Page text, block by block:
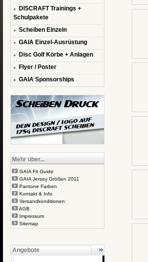
DISCRAFT Trainings +
Schulpakete
Scheiben Einzeln
GAIA Einzel-Ausrüstung
Disc Golf Körbe + Anlagen
Flyer / Poster
GAIA Sponsorships
Mehr über...
GAIA Fit Guide
GAIA Jersey Größen 2011
Pantone Farben
Kontakt & Info
Versandkonditionen
AGB
Impressum
Sitemap
Angebote